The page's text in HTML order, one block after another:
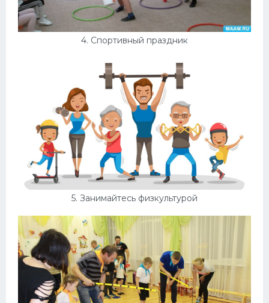
4. Спортивный праздник
5. Занимайтесь физкультурой